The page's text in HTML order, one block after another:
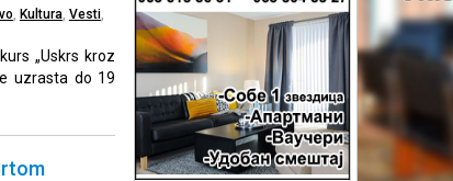
Kultura, Vesti,
„Uskrs kroz
uzrasta do 19